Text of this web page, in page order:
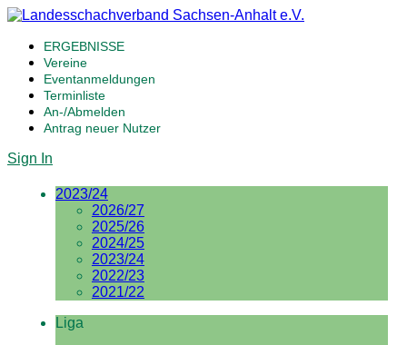
ERGEBNISSE
Vereine
Eventanmeldungen
Terminliste
An-/Abmelden
Antrag neuer Nutzer
Sign In
2023/24
2026/27
2025/26
2024/25
2023/24
2022/23
2021/22
Liga